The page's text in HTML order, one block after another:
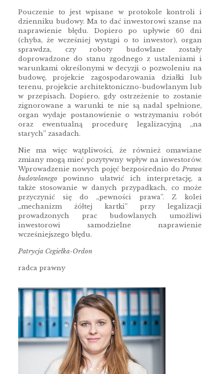
Pouczenie to jest wpisane w protokole kontroli i
dzienniku budowy. Ma to dać inwestorowi szanse na
naprawienie błędu. Dopiero po upływie 60 dni
(chyba, że wcześniej wystąpi o to inwestor), organ
sprawdza, czy roboty budowlane zostały
doprowadzone do stanu zgodnego z ustaleniami i
warunkami określonymi w decyzji o pozwoleniu na
budowę, projekcie zagospodarowania działki lub
terenu, projekcie architektoniczno-budowlanym lub
w przepisach. Dopiero, gdy ostrzeżenie to zostanie
zignorowane a warunki te nie są nadal spełnione,
organ wydaje postanowienie o wstrzymaniu robót
oraz ewentualną procedurę legalizacyjną „na
starych” zasadach.
Nie ma więc wątpliwości, że również omawiane
zmiany mogą mieć pozytywny wpływ na inwestorów.
Wprowadzenie nowych pojęć bezpośrednio doPrawa
budowlanegopowinno ułatwić ich interpretację, a
także stosowanie w danych przypadkach, co może
przyczynić się do „pewności prawa”. Z kolei
„mechanizm żółtej kartki” przy legalizacji
prowadzonych prac budowlanych umożliwi
inwestorowi samodzielne naprawienie
wcześniejszego błędu.
Patrycja Cegiełka-Ordon
radca prawny